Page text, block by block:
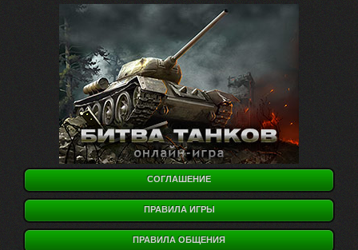
СОГЛАШЕНИЕ
ПРАВИЛА ИГРЫ
ПРАВИЛА ОБЩЕНИЯ